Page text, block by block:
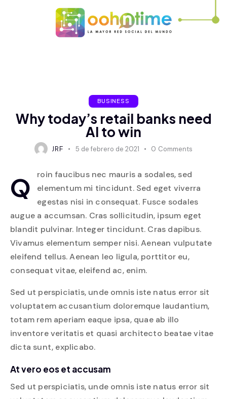
BUSINESS
Why today’s retail banks need
AI to win
JRF 5 de febrero de 2021 0 Comments
Q
roin faucibus nec mauris a sodales, sed
elementum mi tincidunt. Sed eget viverra
egestas nisi in consequat. Fusce sodales
augue a accumsan. Cras sollicitudin, ipsum eget
blandit pulvinar. Integer tincidunt. Cras dapibus.
Vivamus elementum semper nisi. Aenean vulputate
eleifend tellus. Aenean leo ligula, porttitor eu,
consequat vitae, eleifend ac, enim.
Sed ut perspiciatis, unde omnis iste natus error sit
voluptatem accusantium doloremque laudantium,
totam rem aperiam eaque ipsa, quae ab illo
inventore veritatis et quasi architecto beatae vitae
dicta sunt, explicabo.
At vero eos et accusam
Sed ut perspiciatis, unde omnis iste natus error sit